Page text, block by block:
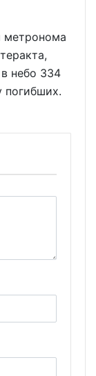
метронома
небо 334
погибших.